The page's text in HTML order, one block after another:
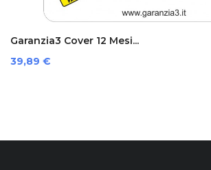
Garanzia3 Cover 12 Mesi...
Prezzo
39,89 €